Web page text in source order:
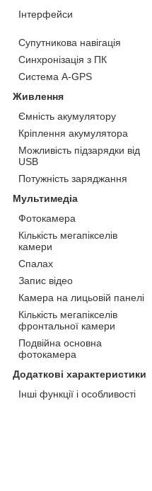
Інтерфейси
Супутникова навігація
Синхронізація з ПК
Система A-GPS
Живлення
Ємність акумулятору
Кріплення акумулятора
Можливість підзарядки від
USB
Потужність заряджання
Мультимедіа
Фотокамера
Кількість мегапікселів
камери
Спалах
Запис відео
Камера на лицьовій панелі
Кількість мегапікселів
фронтальної камери
Подвійна основна
фотокамера
Додаткові характеристики
Інші функції і особливості